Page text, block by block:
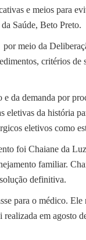
e meios para
Saúde, Beto Preto.
por meio da
critérios de
da demanda por
eletivas da história
eletivos como
foi Chaiane da
familiar.
definitiva.
para o médico. Ele
em agosto